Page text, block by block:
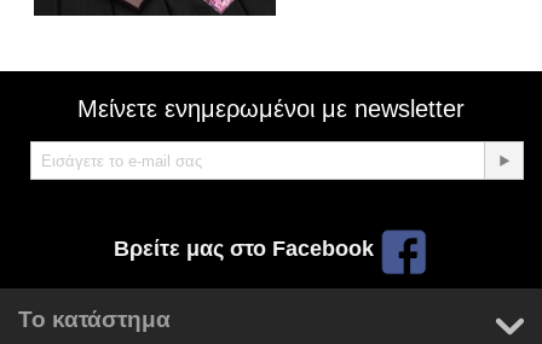
Μείνετε ενημερωμένοι με newsletter
Βρείτε μας στο Facebook
Το κατάστημα